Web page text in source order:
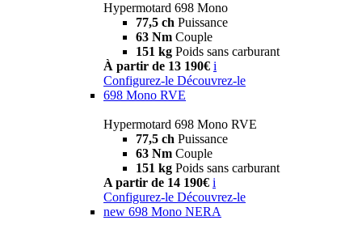
Hypermotard 698 Mono
77,5 ch Puissance
63 Nm Couple
151 kg Poids sans carburant
À partir de 13 190€ i
Configurez-le Découvrez-le
698 Mono RVE
Hypermotard 698 Mono RVE
77,5 ch Puissance
63 Nm Couple
151 kg Poids sans carburant
A partir de 14 190€ i
Configurez-le Découvrez-le
new 698 Mono NERA